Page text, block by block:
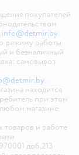
покупателей
info@detmir.by.
режиму работы
и безналичный
самовывоз
находится
при этом
магазине
товаров и работе
доб.213